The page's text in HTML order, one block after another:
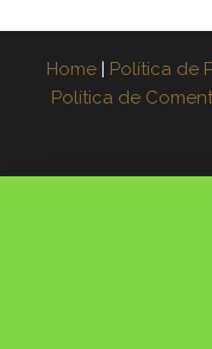
Home Política de
Política de